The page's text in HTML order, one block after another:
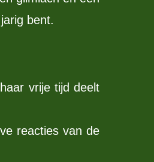
bent.
vrije tijd deelt
reacties van de